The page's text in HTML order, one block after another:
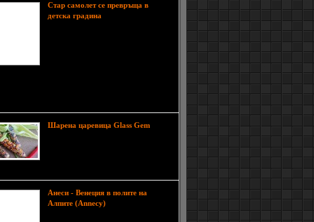
Стар самолет се превръща в
детска градинаУчител от
Шарена царевица Glass GemТези
Анеси - Венеция в полите на
Алпите (Annecy)В подножието на